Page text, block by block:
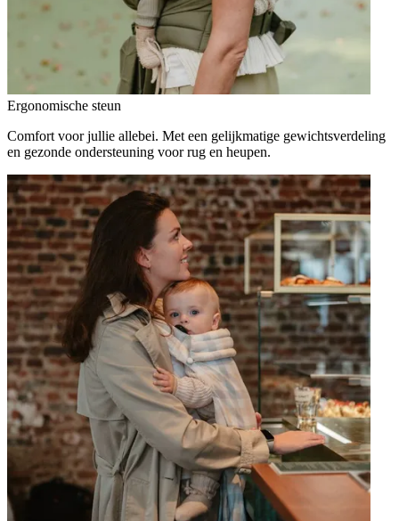
Ergonomische steun
Comfort voor jullie allebei. Met een gelijkmatige gewichtsverdeling
en gezonde ondersteuning voor rug en heupen.